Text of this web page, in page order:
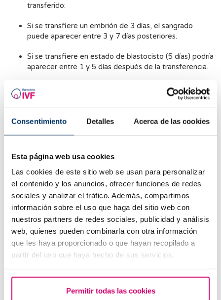
Consentimiento Detalles Acerca de las cookies
Esta página web usa cookies
Las cookies de este sitio web se usan para personalizar
el contenido y los anuncios, ofrecer funciones de redes
sociales y analizar el tráfico. Además, compartimos
información sobre el uso que haga del sitio web con
nuestros partners de redes sociales, publicidad y análisis
web, quienes pueden combinarla con otra información
que les haya proporcionado o que hayan recopilado a
partir del uso que haya hecho de sus servicios.
Permitir todas las cookies
transferido:
Si se transfiere un embrión de 3 días, el sangrado
puede aparecer entre 3 y 7 días posteriores.
Si se transfiere en estado de blastocisto (5 días) podría
aparecer entre 1 y 5 días después de la transferencia.
¿Cómo se diferencia de otros tipos de sangrados?
embrionaria las pacientes presenten pérdidas escasas
y oscuras. Estas pueden deberse a la manipulación del
este sangrado procede del cérvix y no afecta a la
implantación, no requiere tratamiento.
: La principal diferencia es la intensidad
del sangrado, ya que el de implantación es mucho más
leve que el menstrual. Además, su duración es menor.
Aborto espontáneo: al igual que la menstruación, el
sangrado por aborto suele ser más inteso y estar
acompañado de dolor abdominal y otros síntomas que
pueden indicar la pérdida gestacional.
El sangrado de implantación es un proceso natural que no
supone ningún riesgo para el desarrollo del embarazo. Sin
embargo, en caso de duda es recomendable consultar con
tu ginecólogo quién podrá valorar la causa del sangrado y